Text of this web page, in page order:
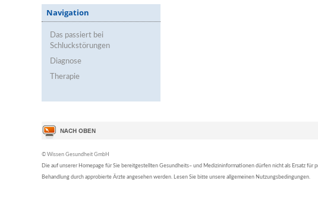
Navigation
Das passiert bei
Schluckstörungen
Diagnose
Therapie
© Wissen Gesundheit GmbH
Die auf unserer Homepage für Sie bereitgestellten Gesundheits– und Medizininformationen dürfen nicht als Ersatz für
Behandlung durch approbierte Ärzte angesehen werden. Lesen Sie bitte unsere allgemeinen Nutzungsbedingungen.